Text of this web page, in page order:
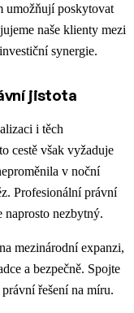
umožňují poskytovat
naše klienty mezi
synergie.
jistota
i těch
cestě však vyžaduje
v noční
Profesionální právní
naprosto nezbytný.
mezinárodní expanzi,
a bezpečně. Spojte
řešení na míru.